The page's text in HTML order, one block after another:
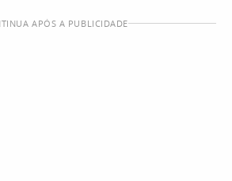
APÓS A PUBLICIDADE